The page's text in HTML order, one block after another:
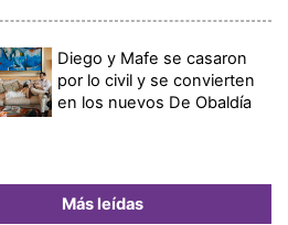
Diego y Mafe se casaron
por lo civil y se convierten
en los nuevos De Obaldía
Más leídas